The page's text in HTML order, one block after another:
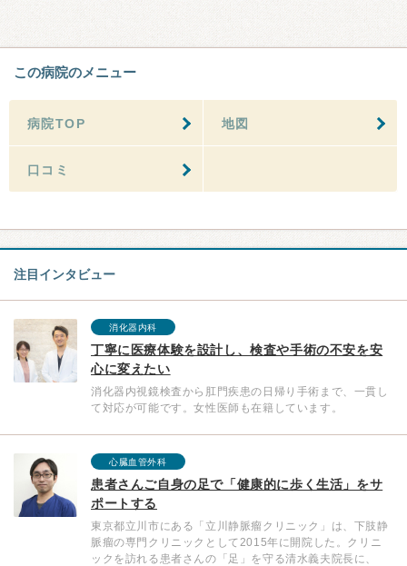
この病院のメニュー
病院TOP 地図
口コミ
注目インタビュー
消化器内科
丁寧に医療体験を設計し、検査や手術の不安を安
心に変えたい
消化器内視鏡検査から肛門疾患の日帰り手術まで、一貫し
て対応が可能です。女性医師も在籍しています。
心臓血管外科
患者さんご自身の足で「健康的に歩く生活」をサ
ポートする
東京都立川市にある「立川静脈瘤クリニック」は、下肢静
脈瘤の専門クリニックとして2015年に開院した。クリニ
ックを訪れる患者さんの「足」を守る清水義夫院長に、